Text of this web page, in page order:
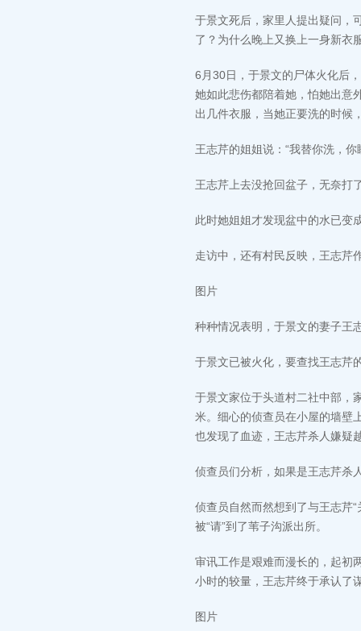
于景文死后，家里人提出疑问，
了？为什么晚上又换上一身新衣
6月30日，于景文的尸体火化后
她如此悲伤都陪着她，怕她出意
出几件衣服，当她正要洗的时候
王志芹的姐姐说：“我替你洗，
王志芹上去没抢回盆子，无奈打
此时她姐姐才发现盆中的水已变
走访中，还有村民反映，王志
图片
种种情况表明，于景文的妻子王
于景文已被火化，要查找王志芹
于景文家位于头道村二社中部，
米。细心的侦查员在小屋的墙壁
也发现了血迹，王志芹杀人嫌疑
侦查员们分析，如果是王志芹杀
侦查员自然而然想到了与王志芹
被“请”到了苇子沟派出所。
审讯工作是艰难而漫长的，起初
小时的较量，王志芹终于承认了
图片